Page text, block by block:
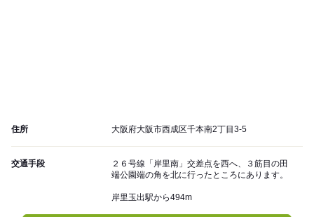
住所 大阪府大阪市西成区千本南2丁目3-5
交通手段
２６号線「岸里南」交差点を西へ、３筋目の田
端公園端の角を北に行ったところにあります。
岸里玉出駅から494m